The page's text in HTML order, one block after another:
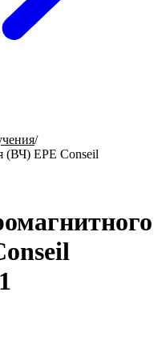
/
(ВЧ) EPE Conseil